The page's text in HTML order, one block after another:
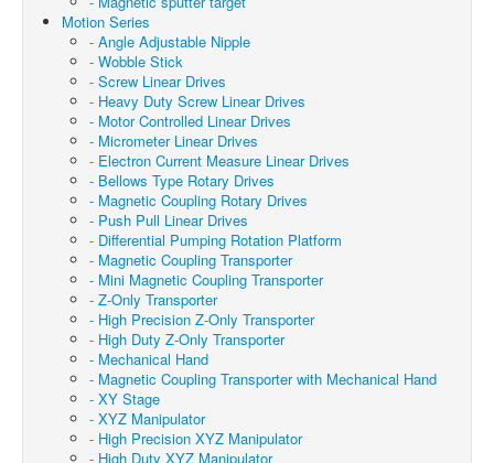
Motion Series
- Angle Adjustable Nipple
- Wobble Stick
- Screw Linear Drives
- Heavy Duty Screw Linear Drives
- Motor Controlled Linear Drives
- Micrometer Linear Drives
- Electron Current Measure Linear Drives
- Bellows Type Rotary Drives
- Magnetic Coupling Rotary Drives
- Push Pull Linear Drives
- Differential Pumping Rotation Platform
- Magnetic Coupling Transporter
- Mini Magnetic Coupling Transporter
- Z-Only Transporter
- High Precision Z-Only Transporter
- High Duty Z-Only Transporter
- Mechanical Hand
- Magnetic Coupling Transporter with Mechanical Hand
- XY Stage
- XYZ Manipulator
- High Precision XYZ Manipulator
- High Duty XYZ Manipulator